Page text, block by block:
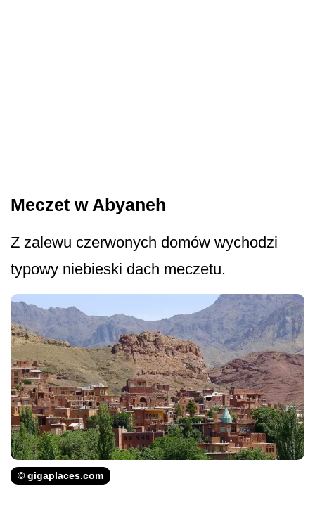
Meczet w Abyaneh
Z zalewu czerwonych domów wychodzi
typowy niebieski dach meczetu.
© gigaplaces.com